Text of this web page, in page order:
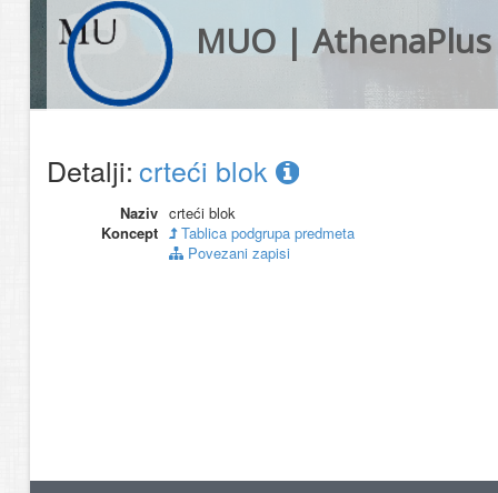
MUO | AthenaPlus
Detalji:crteći blok
Naziv crteći blok
Koncept
Tablica podgrupa predmeta
Povezani zapisi